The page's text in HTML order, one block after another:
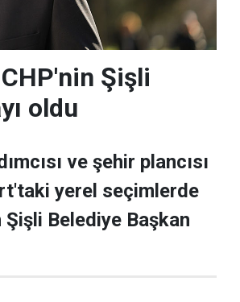
Şişli
oldu
ve şehir plancısı
yerel seçimlerde
Belediye Başkan